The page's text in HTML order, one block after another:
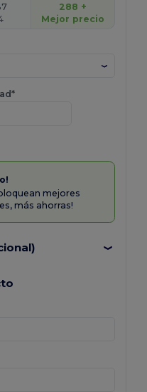
288 +
Mejor precio
mejores
más ahorras!